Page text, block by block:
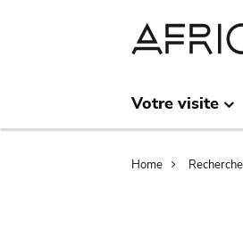
Votre visite
Home Recherche